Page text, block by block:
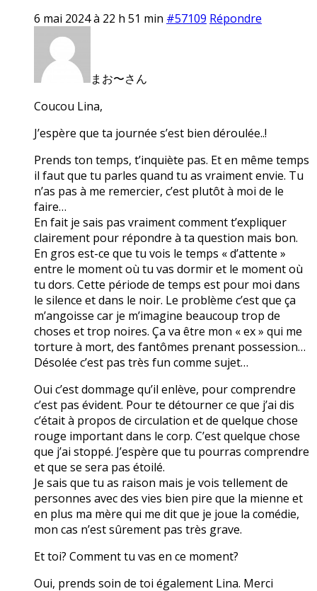
6 mai 2024 à 22 h 51 min #57109 Répondre
まお〜さん
Coucou Lina,
J’espère que ta journée s’est bien déroulée..!
Prends ton temps, t’inquiète pas. Et en même temps
il faut que tu parles quand tu as vraiment envie. Tu
n’as pas à me remercier, c’est plutôt à moi de le
faire…
En fait je sais pas vraiment comment t’expliquer
clairement pour répondre à ta question mais bon.
En gros est-ce que tu vois le temps « d’attente »
entre le moment où tu vas dormir et le moment où
tu dors. Cette période de temps est pour moi dans
le silence et dans le noir. Le problème c’est que ça
m’angoisse car je m’imagine beaucoup trop de
choses et trop noires. Ça va être mon « ex » qui me
torture à mort, des fantômes prenant possession…
Désolée c’est pas très fun comme sujet…
Oui c’est dommage qu’il enlève, pour comprendre
c’est pas évident. Pour te détourner ce que j’ai dis
c’était à propos de circulation et de quelque chose
rouge important dans le corp. C’est quelque chose
que j’ai stoppé. J’espère que tu pourras comprendre
et que se sera pas étoilé.
Je sais que tu as raison mais je vois tellement de
personnes avec des vies bien pire que la mienne et
en plus ma mère qui me dit que je joue la comédie,
mon cas n’est sûrement pas très grave.
Et toi? Comment tu vas en ce moment?
Oui, prends soin de toi également Lina. Merci